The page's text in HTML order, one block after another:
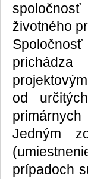
životného
prichádza
od
Jedným
prípadoch